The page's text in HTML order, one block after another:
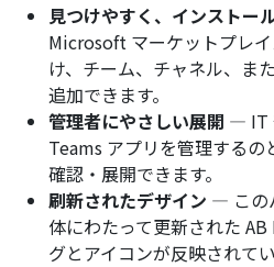
見つけやすく、インストー
Microsoft マーケットプレ
け、チーム、チャネル、ま
追加できます。
管理者にやさしい展開 — IT
Teams アプリを管理するの
確認・展開できます。
刷新されたデザイン — この
体にわたって更新された
グとアイコンが反映されてい